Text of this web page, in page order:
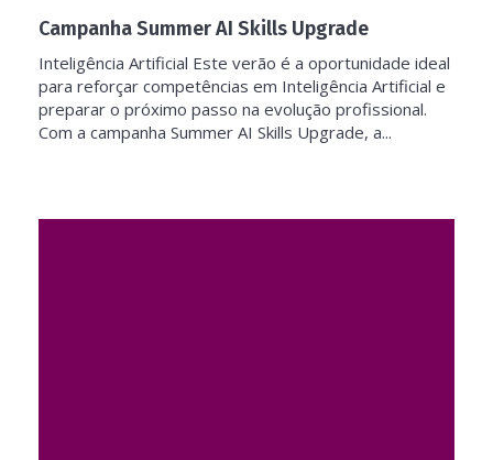
Campanha Summer AI Skills Upgrade
Inteligência Artificial Este verão é a oportunidade ideal
para reforçar competências em Inteligência Artificial e
preparar o próximo passo na evolução profissional.
Com a campanha Summer AI Skills Upgrade, a...